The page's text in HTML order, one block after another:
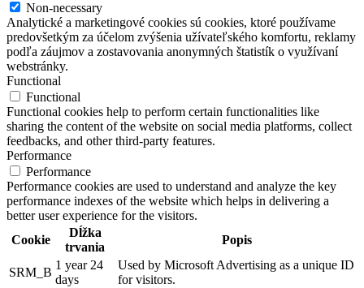
Non-necessary
Analytické a marketingové cookies sú cookies, ktoré používame
predovšetkým za účelom zvýšenia užívateľského komfortu, reklamy
podľa záujmov a zostavovania anonymných štatistík o využívaní
webstránky.
Functional
Functional
Functional cookies help to perform certain functionalities like
sharing the content of the website on social media platforms, collect
feedbacks, and other third-party features.
Performance
Performance
Performance cookies are used to understand and analyze the key
performance indexes of the website which helps in delivering a
better user experience for the visitors.
Cookie
Dĺžka
trvania
Popis
SRM_B
1 year 24
days
Used by Microsoft Advertising as a unique ID
for visitors.